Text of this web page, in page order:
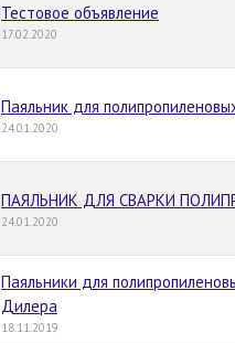
Тестовое объявление
17.02.2020
Паяльник для
24.01.2020
ПАЯЛЬНИК ДЛЯ СВАРКИ
24.01.2020
Паяльники для
Дилера
18.11.2019